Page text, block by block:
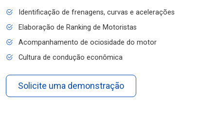
Identificação de frenagens, curvas e acelerações
Elaboração de Ranking de Motoristas
Acompanhamento de ociosidade do motor
Cultura de condução econômica
Solicite uma demonstração